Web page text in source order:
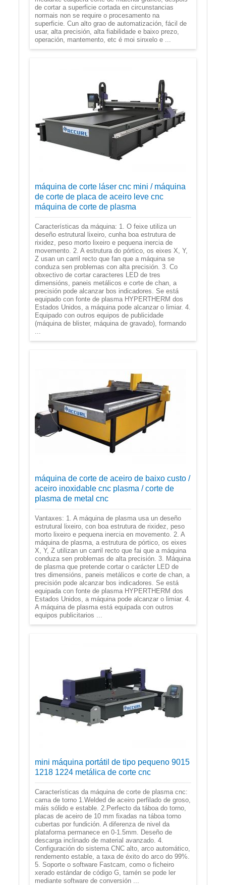
de cortar a superficie cortada en circunstancias
normais non se require o procesamento na
superficie. Cun alto grao de automatización, fácil de
usar, alta precisión, alta fiabilidade e baixo prezo,
operación, mantemento, etc é moi sinxelo e ...
máquina de corte láser cnc mini / máquina
de corte de placa de aceiro leve cnc
máquina de corte de plasma
Características da máquina: 1. O feixe utiliza un
deseño estrutural lixeiro, cunha boa estrutura de
rixidez, peso morto lixeiro e pequena inercia de
movemento. 2. A estrutura do pórtico, os eixes X, Y,
Z usan un carril recto que fan que a máquina se
conduza sen problemas con alta precisión. 3. Co
obxectivo de cortar caracteres LED de tres
dimensións, paneis metálicos e corte de chan, a
precisión pode alcanzar bos indicadores. Se está
equipado con fonte de plasma HYPERTHERM dos
Estados Unidos, a máquina pode alcanzar o limiar. 4.
Equipado con outros equipos de publicidade
(máquina de blister, máquina de gravado), formando
...
máquina de corte de aceiro de baixo custo /
aceiro inoxidable cnc plasma / corte de
plasma de metal cnc
Vantaxes: 1. A máquina de plasma usa un deseño
estrutural lixeiro, con boa estrutura de rixidez, peso
morto lixeiro e pequena inercia en movemento. 2. A
máquina de plasma, a estrutura de pórtico, os eixes
X, Y, Z utilizan un carril recto que fai que a máquina
conduza sen problemas de alta precisión. 3. Máquina
de plasma que pretende cortar o carácter LED de
tres dimensións, paneis metálicos e corte de chan, a
precisión pode alcanzar bos indicadores. Se está
equipada con fonte de plasma HYPERTHERM dos
Estados Unidos, a máquina pode alcanzar o limiar. 4.
A máquina de plasma está equipada con outros
equipos publicitarios ...
mini máquina portátil de tipo pequeno 9015
1218 1224 metálica de corte cnc
Características da máquina de corte de plasma cnc:
cama de torno 1.Welded de aceiro perfilado de groso,
máis sólido e estable. 2.Perfecto da táboa do torno,
placas de aceiro de 10 mm fixadas na táboa torno
cubertas por fundición. A diferenza de nivel da
plataforma permanece en 0-1.5mm. Deseño de
descarga inclinado de material avanzado. 4.
Configuración do sistema CNC alto, arco automático,
rendemento estable, a taxa de éxito do arco do 99%.
5. Soporte o software Fastcam, como o ficheiro
xerado estándar de código G, tamén se pode ler
mediante software de conversión ...